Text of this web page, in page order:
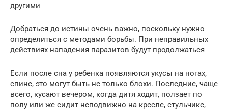
другими
Добраться до истины очень важно, поскольку нужно
определиться с методами борьбы. При неправильных
действиях нападения паразитов будут продолжаться
Если после сна у ребенка появляются укусы на ногах,
спине, это могут быть не только блохи. Последние, чаще
всего, кусают вечером, когда дитя ходит, ползает по
полу или же сидит неподвижно на кресле, стульчике,